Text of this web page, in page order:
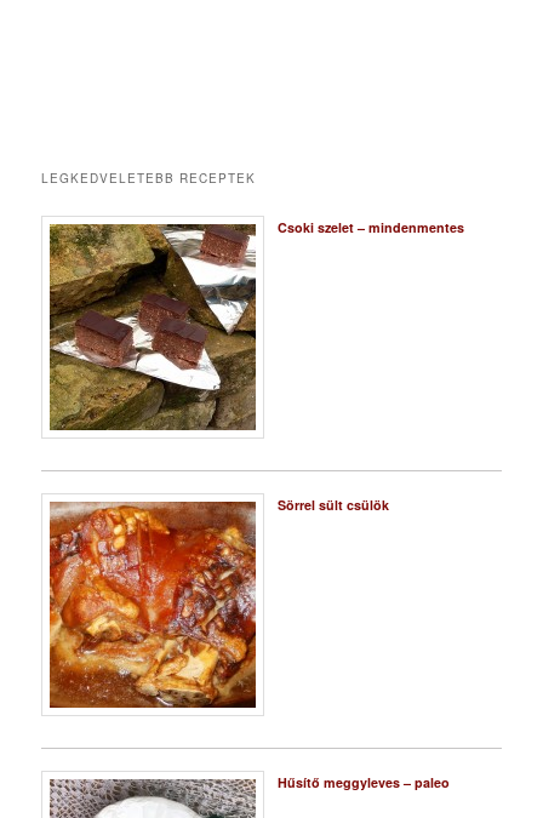
LEGKEDVELETEBB RECEPTEK
Csoki szelet – mindenmentes
Sörrel sült csülök
Hűsítő meggyleves – paleo